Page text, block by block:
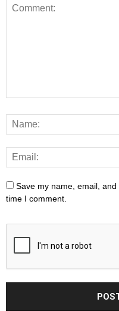
Save my name, email,
time I comment.